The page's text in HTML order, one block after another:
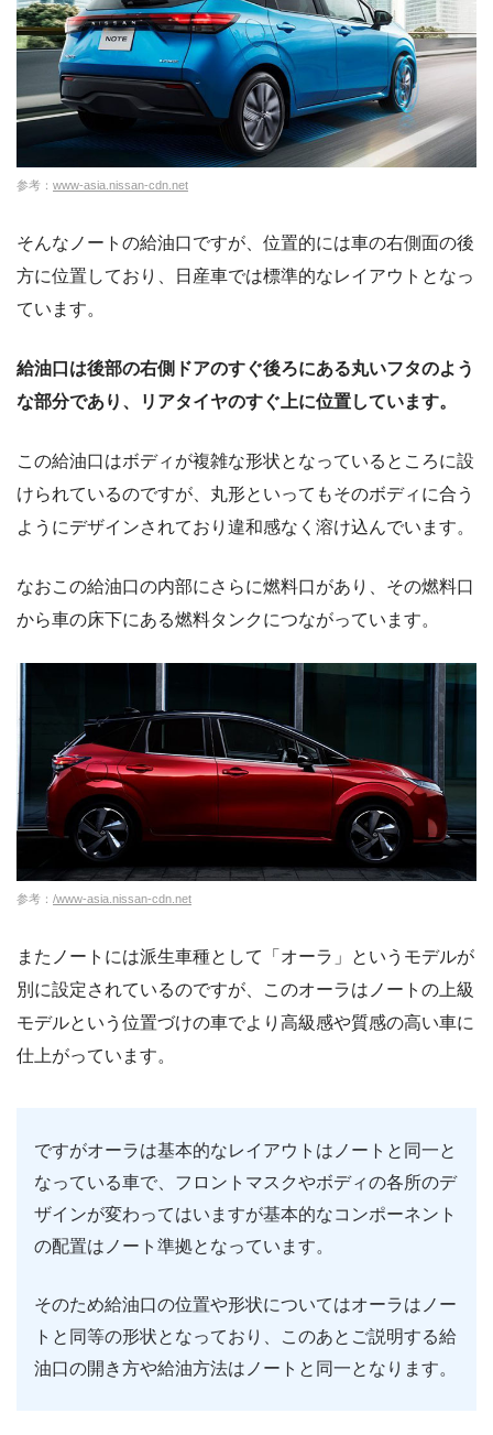
参考： www-asia.nissan-cdn.net
そんなノートの給油口ですが、位置的には車の右側面の後
方に位置しており、日産車では標準的なレイアウトとなっ
ています。
給油口は後部の右側ドアのすぐ後ろにある丸いフタのよう
な部分であり、リアタイヤのすぐ上に位置しています。
この給油口はボディが複雑な形状となっているところに設
けられているのですが、丸形といってもそのボディに合う
ようにデザインされており違和感なく溶け込んでいます。
なおこの給油口の内部にさらに燃料口があり、その燃料口
から車の床下にある燃料タンクにつながっています。
参考： /www-asia.nissan-cdn.net
またノートには派生車種として「オーラ」というモデルが
別に設定されているのですが、このオーラはノートの上級
モデルという位置づけの車でより高級感や質感の高い車に
仕上がっています。
ですがオーラは基本的なレイアウトはノートと同一と
なっている車で、フロントマスクやボディの各所のデ
ザインが変わってはいますが基本的なコンポーネント
の配置はノート準拠となっています。
そのため給油口の位置や形状についてはオーラはノー
トと同等の形状となっており、このあとご説明する給
油口の開き方や給油方法はノートと同一となります。